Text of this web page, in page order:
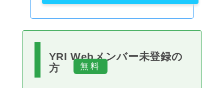
YRI Webメンバー未登録の
方